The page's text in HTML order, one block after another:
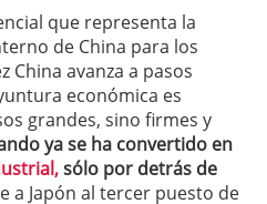
que representa la
de China para los
China avanza a pasos
económica es
grandes, sino firmes y
ya se ha convertido en
sólo por detrás de
a Japón al tercer puesto de